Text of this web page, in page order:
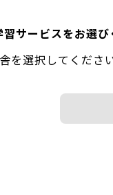
習サービスをお選び
を選択してください